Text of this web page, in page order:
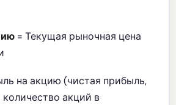
= Текущая рыночная цена
на акцию (чистая прибыль,
количество акций в